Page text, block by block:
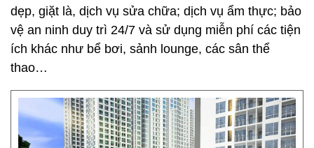
dẹp, giặt là, dịch vụ sửa chữa; dịch vụ ẩm thực; bảo
vệ an ninh duy trì 24/7 và sử dụng miễn phí các tiện
ích khác như bể bơi, sảnh lounge, các sân thể
thao…